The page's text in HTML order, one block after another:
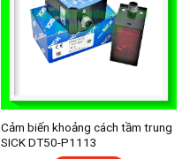
Cảm biến khoảng cách tầm trung
SICK DT50-P1113